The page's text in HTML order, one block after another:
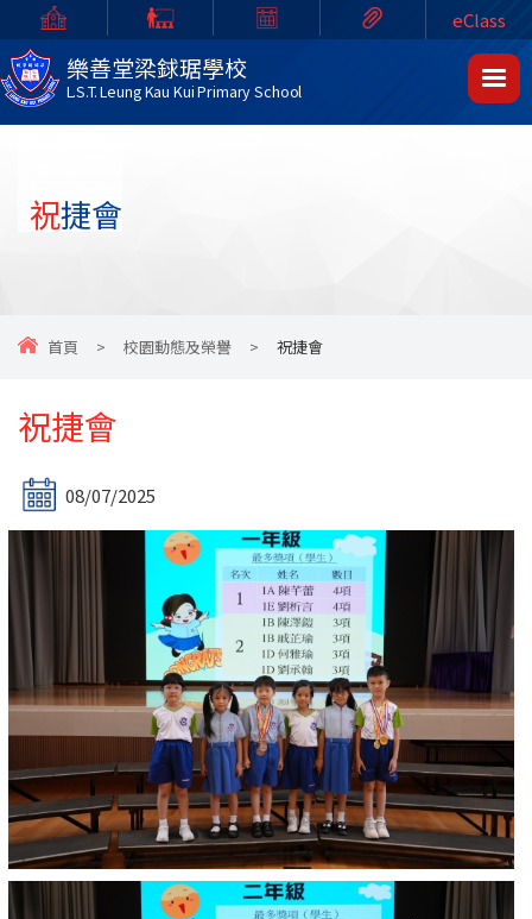
樂善堂梁銶琚學校
L.S.T. Leung Kau Kui Primary School
eClass
祝捷會
首頁 > 校園動態及榮譽 > 祝捷會
祝捷會
08/07/2025